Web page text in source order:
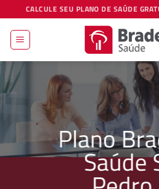
to
content
CALCULE SEU PLANO DE SAÚDE
Plano
Saúde